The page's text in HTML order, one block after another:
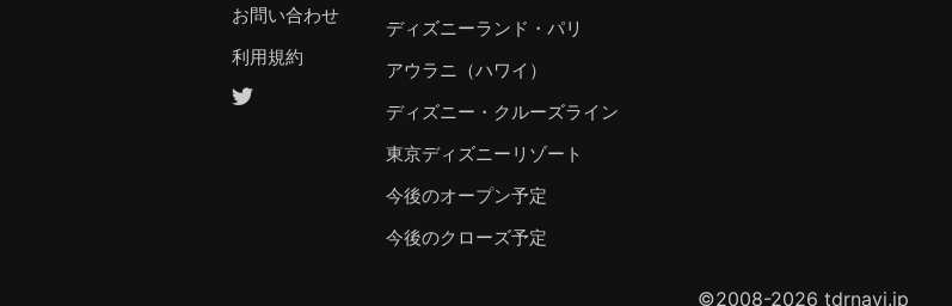
お問い合わせ
利用規約
ディズニーランド・パリ
アウラニ（ハワイ）
ディズニー・クルーズライン
東京ディズニーリゾート
今後のオープン予定
今後のクローズ予定
©2008-2026 tdrnavi.jp